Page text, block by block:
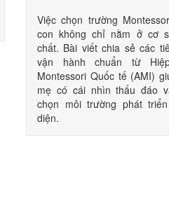
Việc chọn trường
con không chỉ nằm ở cơ
chất. Bài viết chia sẻ các
vận hành chuẩn từ
Montessori Quốc tế (AMI)
mẹ có cái nhìn thấu đáo
chọn môi trường phát
diện.